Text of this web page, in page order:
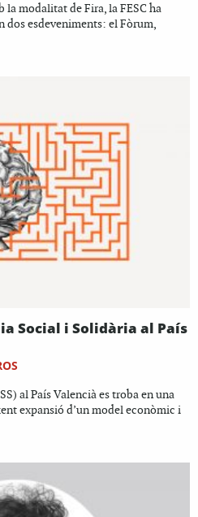
la modalitat de Fira, la FESC ha
esdeveniments: el Fòrum,
Social i Solidària al País
al País Valencià es troba en una
expansió d’un model econòmic i